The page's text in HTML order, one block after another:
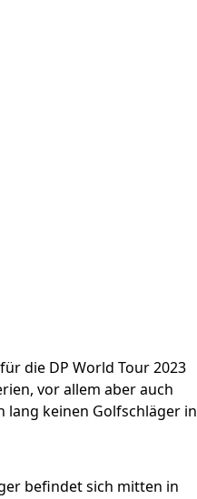
die DP World Tour 2023
vor allem aber auch
lang keinen Golfschläger in
befindet sich mitten in